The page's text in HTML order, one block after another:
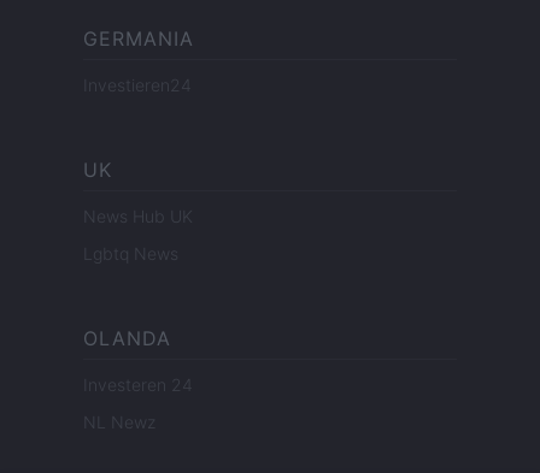
GERMANIA
Investieren24
UK
News Hub UK
Lgbtq News
OLANDA
Investeren 24
NL Newz